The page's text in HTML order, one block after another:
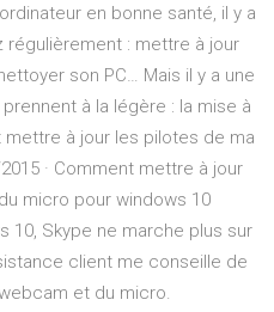
en bonne santé, il y a
: mettre à jour
son PC… Mais il y a une
à la légère : la mise à
à jour les pilotes de ma
· Comment mettre à jour
micro pour windows 10
10, Skype ne marche plus sur
client me conseille de
et du micro.